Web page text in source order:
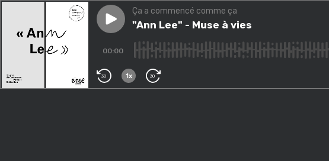
Play episode "Ann Lee" - Muse à vies
Ça a commencé comme ça
"Ann Lee" - Muse à vies
00:00
30 1x 30